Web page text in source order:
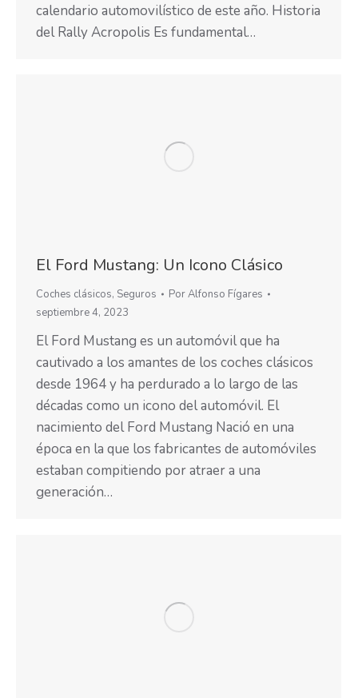
calendario automovilístico de este año. Historia
del Rally Acropolis Es fundamental…
El Ford Mustang: Un Icono Clásico
Coches clásicos, Seguros PorAlfonso Fígares
septiembre 4, 2023
El Ford Mustang es un automóvil que ha
cautivado a los amantes de los coches clásicos
desde 1964 y ha perdurado a lo largo de las
décadas como un icono del automóvil. El
nacimiento del Ford Mustang Nació en una
época en la que los fabricantes de automóviles
estaban compitiendo por atraer a una
generación…